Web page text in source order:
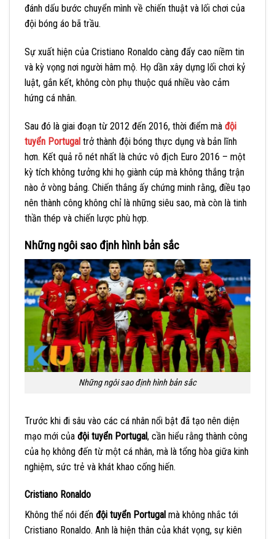
đánh dấu bước chuyển mình về chiến thuật và lối chơi của
đội bóng áo bã trầu.
Sự xuất hiện của Cristiano Ronaldo càng đẩy cao niềm tin
và kỳ vọng nơi người hâm mộ. Họ dần xây dựng lối chơi kỷ
luật, gắn kết, không còn phụ thuộc quá nhiều vào cảm
hứng cá nhân.
Sau đó là giai đoạn từ 2012 đến 2016, thời điểm mà đội
tuyển Portugal trở thành đội bóng thực dụng và bản lĩnh
hơn. Kết quả rõ nét nhất là chức vô địch Euro 2016 – một
kỳ tích không tưởng khi họ giành cúp mà không thắng trận
nào ở vòng bảng. Chiến thắng ấy chứng minh rằng, điều tạo
nên thành công không chỉ là những siêu sao, mà còn là tinh
thần thép và chiến lược phù hợp.
Những ngôi sao định hình bản sắc
Những ngôi sao định hình bản sắc
Trước khi đi sâu vào các cá nhân nổi bật đã tạo nên diện
mạo mới của đội tuyển Portugal, cần hiểu rằng thành công
của họ không đến từ một cá nhân, mà là tổng hòa giữa kinh
nghiệm, sức trẻ và khát khao cống hiến.
Cristiano Ronaldo
Không thể nói đến đội tuyển Portugal mà không nhắc tới
Cristiano Ronaldo. Anh là hiện thân của khát vọng, sự kiên